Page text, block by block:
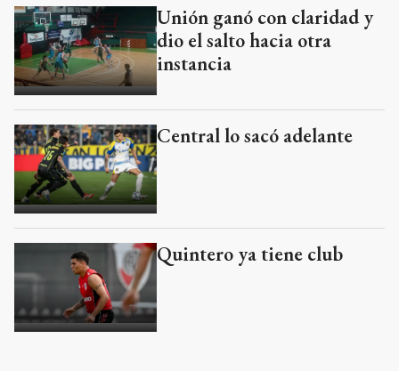
Unión ganó con claridad y
dio el salto hacia otra
instancia
Central lo sacó adelante
Quintero ya tiene club